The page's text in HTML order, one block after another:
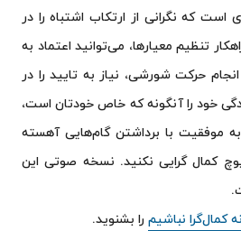
که نگرانی از ارتکاب اشتباه را در
تنظیم معیارها، می‌توانید اعتماد به
انجام حرکت شورشی، نیاز به تایید را در
خود را آنگونه که خاص خودتان است،
موفقیت با برداشتن گام‌هایی آهسته
کمال گرایی نکنید. نسخه صوتی این
نباشیم را بشنوید.